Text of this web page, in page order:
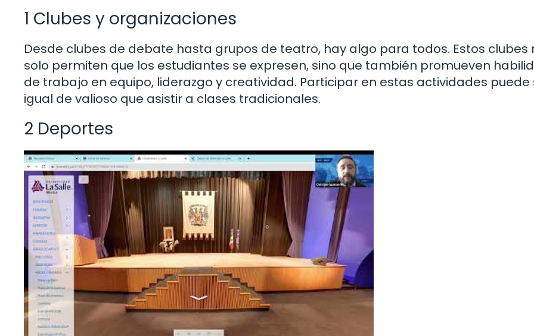
1 Clubes y organizaciones
Desde clubes de debate hasta grupos de teatro, hay algo para todos. Estos clubes
solo permiten que los estudiantes se expresen, sino que también promueven
de trabajo en equipo, liderazgo y creatividad. Participar en estas actividades puede
igual de valioso que asistir a clases tradicionales.
2 Deportes